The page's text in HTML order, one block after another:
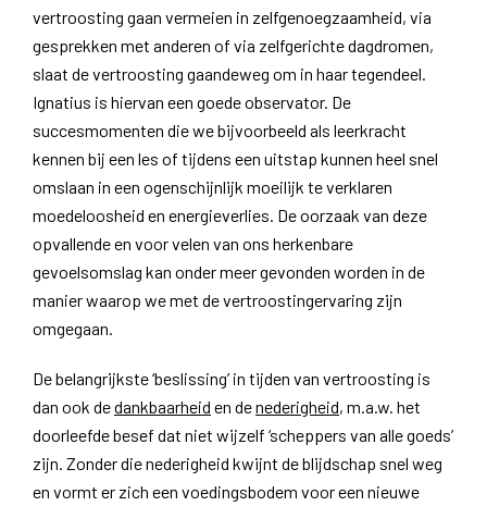
vertroosting gaan vermeien in zelfgenoegzaamheid, via
gesprekken met anderen of via zelfgerichte dagdromen,
slaat de vertroosting gaandeweg om in haar tegendeel.
Ignatius is hiervan een goede observator. De
succesmomenten die we bijvoorbeeld als leerkracht
kennen bij een les of tijdens een uitstap kunnen heel snel
omslaan in een ogenschijnlijk moeilijk te verklaren
moedeloosheid en energieverlies. De oorzaak van deze
opvallende en voor velen van ons herkenbare
gevoelsomslag kan onder meer gevonden worden in de
manier waarop we met de vertroostingervaring zijn
omgegaan.
De belangrijkste ‘beslissing’ in tijden van vertroosting is
dan ook dedankbaarheid en denederigheid, m.a.w. het
doorleefde besef dat niet wijzelf ‘scheppers van alle goeds’
zijn. Zonder die nederigheid kwijnt de blijdschap snel weg
en vormt er zich een voedingsbodem voor een nieuwe